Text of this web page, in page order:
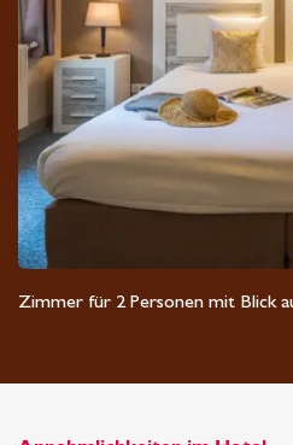
Zimmer für 2 Personen mit Blick